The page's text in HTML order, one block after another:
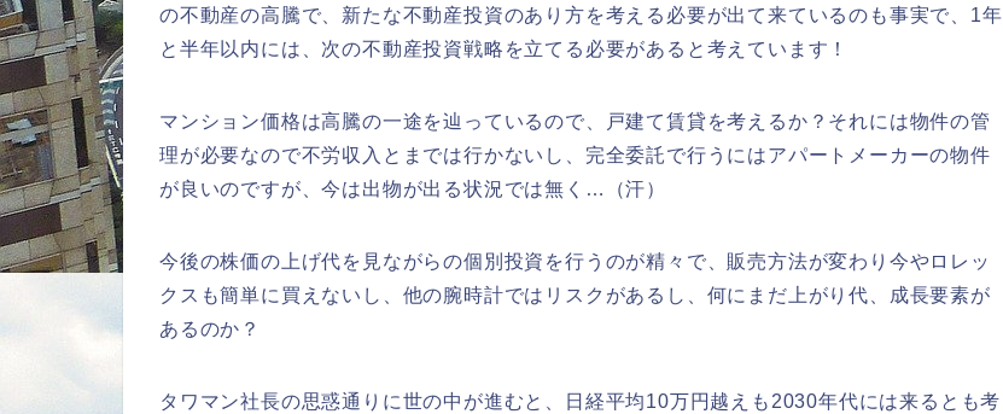
の不動産の高騰で、新たな不動産投資のあり方を考える必要が出て来ているのも事実で、1年
と半年以内には、次の不動産投資戦略を立てる必要があると考えています！
マンション価格は高騰の一途を辿っているので、戸建て賃貸を考えるか？それには物件の管
理が必要なので不労収入とまでは行かないし、完全委託で行うにはアパートメーカーの物件
が良いのですが、今は出物が出る状況では無く…（汗）
今後の株価の上げ代を見ながらの個別投資を行うのが精々で、販売方法が変わり今やロレッ
クスも簡単に買えないし、他の腕時計ではリスクがあるし、何にまだ上がり代、成長要素が
あるのか？
タワマン社長の思惑通りに世の中が進むと、日経平均10万円越えも2030年代には来るとも考